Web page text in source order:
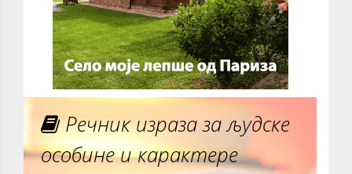
Речник израза за људске
особине и карактере